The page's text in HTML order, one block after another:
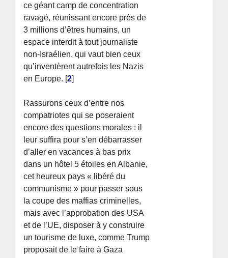
ce géant camp de concentration
ravagé, réunissant encore près de
3 millions d’êtres humains, un
espace interdit à tout journaliste
non-Israélien, qui vaut bien ceux
qu’inventèrent autrefois les Nazis
en Europe. [2]
Rassurons ceux d’entre nos
compatriotes qui se poseraient
encore des questions morales : il
leur suffira pour s’en débarrasser
d’aller en vacances à bas prix
dans un hôtel 5 étoiles en Albanie,
cet heureux pays « libéré du
communisme » pour passer sous
la coupe des maffias criminelles,
mais avec l’approbation des USA
et de l’UE, disposer à y construire
un tourisme de luxe, comme Trump
proposait de le faire à Gaza